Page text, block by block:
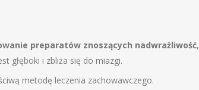
preparatów znoszących nadwrażliwość,
głęboki i zbliża się do miazgi.
metodę leczenia zachowawczego.